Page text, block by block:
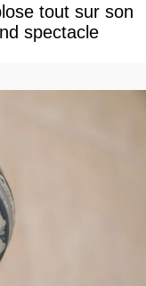
tout sur son
spectacle